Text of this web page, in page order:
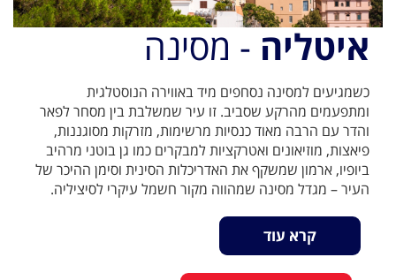
איטליה - מסינה
כשמגיעים למסינה נסחפים מיד באווירה הנוסטלגית
ומתפעמים מהרקע שסביב. זו עיר שמשלבת בין מסחר לפאר
והדר עם הרבה מאוד כנסיות מרשימות, מזרקות מסוגננות,
פיאצות, מוזיאונים ואטרקציות למבקרים כמו גן בוטני מרהיב
ביופיו, ארמון שמשקף את האדריכלות הסינית וסימן ההיכר של
העיר – מגדל מסינה שמהווה מקור חשמל עיקרי לסיציליה.
קרא עוד